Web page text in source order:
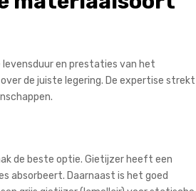
en prestaties van het
de juiste legering. De expertise strekt
de beste optie. Gietijzer heeft een
absorbeert. Daarnaast is het goed